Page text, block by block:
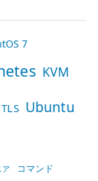
7
KVM
TLS Ubuntu
ア コマンド